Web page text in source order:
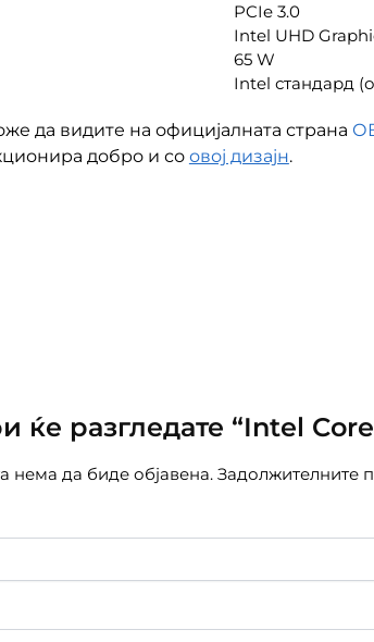
PCIe 3.0
Intel UHD
65 W
Intel стандард
да видите на официјалната страна
добро и со овој дизајн.
ќе разгледате “Intel
нема да биде објавена. Задолжителните